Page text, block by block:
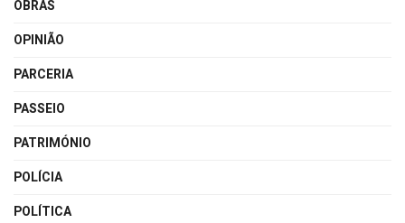
OBRAS
OPINIÃO
PARCERIA
PASSEIO
PATRIMÓNIO
POLÍCIA
POLÍTICA